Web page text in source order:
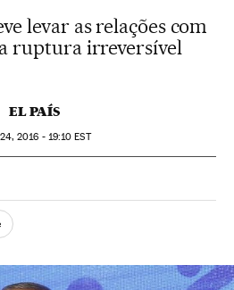
levar as relações com
ruptura irreversível
EL PAÍS
24, 2016 - 19:10 EST
Redes Sociales